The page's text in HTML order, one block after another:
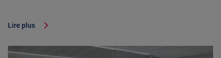
Lire plus